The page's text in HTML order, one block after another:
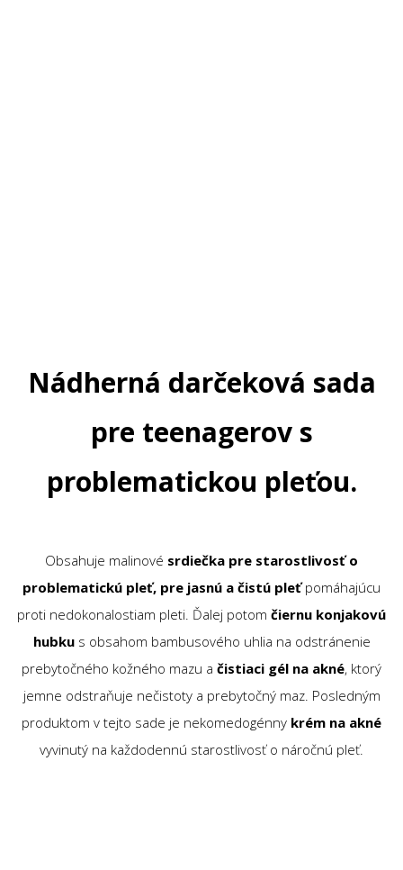
Nádherná darčeková sada
pre teenagerov s
problematickou pleťou.
Obsahuje malinové srdiečka pre starostlivosť o
problematickú pleť, pre jasnú a čistú pleťpomáhajúcu
proti nedokonalostiam pleti. Ďalej potom čiernu konjakovú
hubkus obsahom bambusového uhlia na odstránenie
prebytočného kožného mazu a čistiaci gél na akné, ktorý
jemne odstraňuje nečistoty a prebytočný maz. Posledným
produktom v tejto sade je nekomedogénny krém na akné
vyvinutý na každodennú starostlivosť o náročnú pleť.